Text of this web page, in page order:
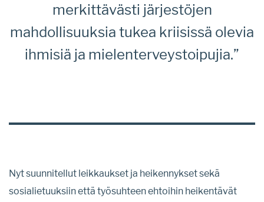
merkittävästi järjestöjen
mahdollisuuksia tukea kriisissä olevia
ihmisiä ja mielenterveystoipujia.”
Nyt suunnitellut leikkaukset ja heikennykset sekä
sosialietuuksiin että työsuhteen ehtoihin heikentävät